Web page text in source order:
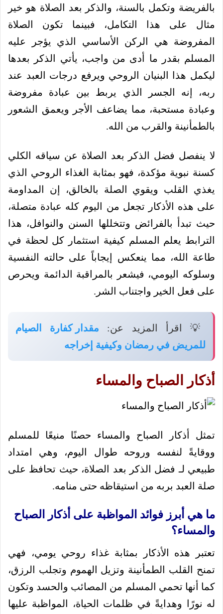
بالفريضة وتكمل بالسنة، والذكر بعد الصلاة هو خير
مثال على هذا التكامل، فبينما تكون الصلاة
المفروضة هي الركن الأساسي الذي يؤجر عليه
المسلم بقدر ما أدى من واجب، يأتي الذكر بعدها
ليكمل هذا البنيان الروحي ويرفع درجات العبد عند
ربه، إنه الجسر الذي يربط بين عبادة مفروضة
وعبادة مستحبة، مما يضاعف الأجر ويعمق الشعور
بالطمأنينة والقرب من الله.
لا ينفصل فضل الذكر بعد الصلاة عن سياقه الكلي
كسنة نبوية مؤكدة، فهو بمثابة الغذاء الروحي الذي
يغذي القلب ويقوي الصلة بالخالق، إن المداومة
على هذه الأذكار تجعل من اليوم كله عبادة متصلة،
حيث تبدأ بالفرائض وتتخللها السنن والنوافل، هذا
الترابط يعلم المسلم كيفية استثمار كل لحظة في
طاعة الله، مما ينعكس إيجاباً على حالته النفسية
وسلوكه اليومي، فيشعر بالمراقبة الدائمة ويحرص
على فعل الخير واجتناب الشر.
💡 اقرأ المزيد عن: مقدار كفارة الصيام
للمريض في رمضان وكيفية إخراجه
أذكار الصباح والمساء
تمثل أذكار الصباح والمساء حصنًا منيعًا للمسلم
ووقايةً لنفسه وروحه طوال اليوم، وهي امتداد
طبيعي لـ فضل الذكر بعد الصلاة، حيث تحافظ على
صلة العبد بربه من استيقاظه حتى منامه.
ما هي أبرز فوائد المواظبة على أذكار الصباح
والمساء؟
تعتبر هذه الأذكار بمثابة غذاء روحي يومي، فهي
تمنح القلب الطمأنينة وتزيل الهموم وتجلب الرزق،
كما أنها تحمي المسلم من المصائب والحسد وتكون
له نورًا وهدايةً في ظلمات الحياة، المواظبة عليها